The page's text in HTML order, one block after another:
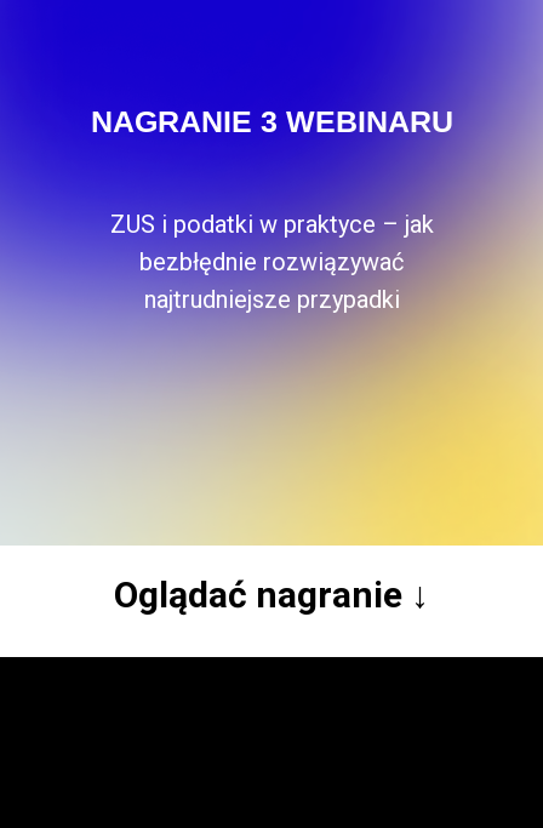
NAGRANIE 3 WEBINARU
ZUS i podatki w praktyce – jak
bezbłędnie rozwiązywać
najtrudniejsze przypadki
Oglądać nagranie ↓